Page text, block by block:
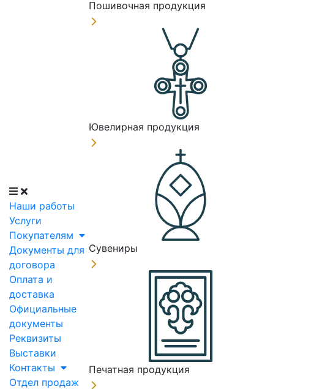
Наши работы
Услуги
Покупателям
Документы для
договора
Оплата и
доставка
Официальные
документы
Реквизиты
Выставки
Контакты
Отдел продаж
Пошивочная продукция
Ювелирная продукция
Сувениры
Печатная продукция